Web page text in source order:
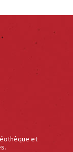
et